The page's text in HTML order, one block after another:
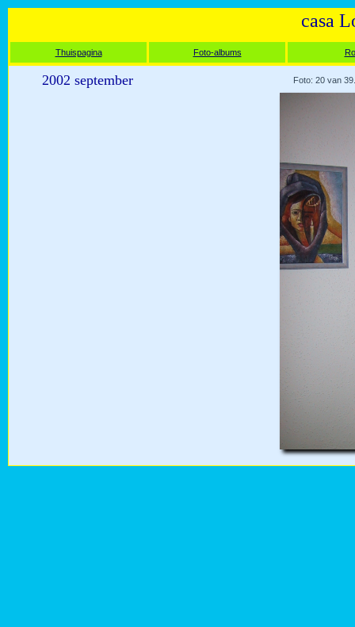
casa
Thuispagina Foto-albums
2002 september Foto: 20 van 39.